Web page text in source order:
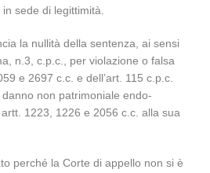
sede di legittimità.
la nullità della sentenza, ai sensi
n.3, c.p.c., per violazione o falsa
e 2697 c.c. e dell’art. 115 c.p.c.
non patrimoniale endo-
1223, 1226 e 2056 c.c. alla sua
perché la Corte di appello non si è